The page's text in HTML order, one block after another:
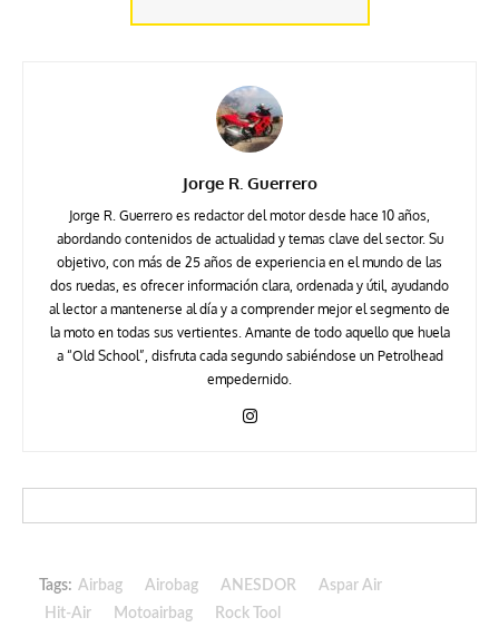
Jorge R. Guerrero
Jorge R. Guerrero es redactor del motor desde hace 10 años,
abordando contenidos de actualidad y temas clave del sector. Su
objetivo, con más de 25 años de experiencia en el mundo de las
dos ruedas, es ofrecer información clara, ordenada y útil, ayudando
al lector a mantenerse al día y a comprender mejor el segmento de
la moto en todas sus vertientes. Amante de todo aquello que huela
a “Old School”, disfruta cada segundo sabiéndose un Petrolhead
empedernido.
Tags: Airbag Airobag ANESDOR
Aspar Air
Hit-Air
Motoairbag Rock Tool